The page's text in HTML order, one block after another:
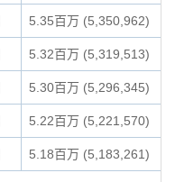
5.35百万 (5,350,962)
5.32百万 (5,319,513)
5.30百万 (5,296,345)
5.22百万 (5,221,570)
5.18百万 (5,183,261)